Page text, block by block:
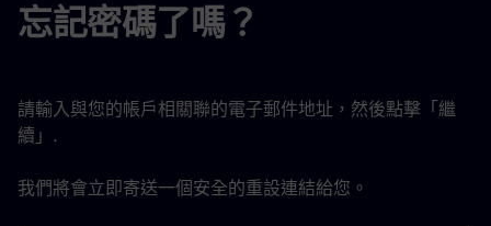
忘記密碼了嗎？
請輸入與您的帳戶相關聯的電子郵件地址，然後點擊「繼
續」.
我們將會立即寄送一個安全的重設連結給您。